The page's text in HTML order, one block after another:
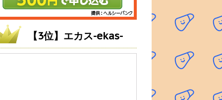
【3位】エカス-ekas-